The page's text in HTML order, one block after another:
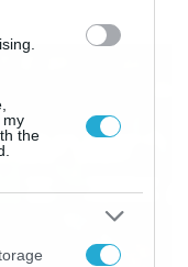
my
the
το παρών στην
μη τι άλλο οι